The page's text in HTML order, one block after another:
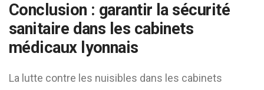
Conclusion : garantir la sécurité
sanitaire dans les cabinets
médicaux lyonnais
La lutte contre les nuisibles dans les cabinets